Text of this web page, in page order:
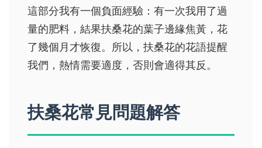
這部分我有一個負面經驗：有一次我用了過
量的肥料，結果扶桑花的葉子邊緣焦黃，花
了幾個月才恢復。所以，扶桑花的花語提醒
我們，熱情需要適度，否則會適得其反。
扶桑花常見問題解答